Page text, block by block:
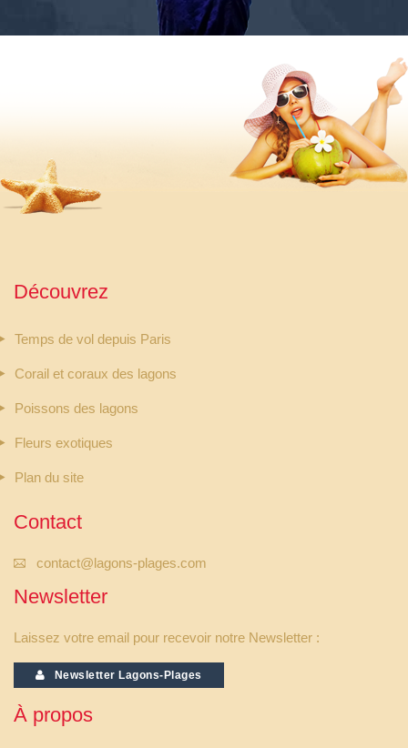
Découvrez
Temps de vol depuis Paris
Corail et coraux des lagons
Poissons des lagons
Fleurs exotiques
Plan du site
Contact
contact@lagons-plages.com
Newsletter
Laissez votre email pour recevoir notre Newsletter :
Newsletter Lagons-Plages
À propos